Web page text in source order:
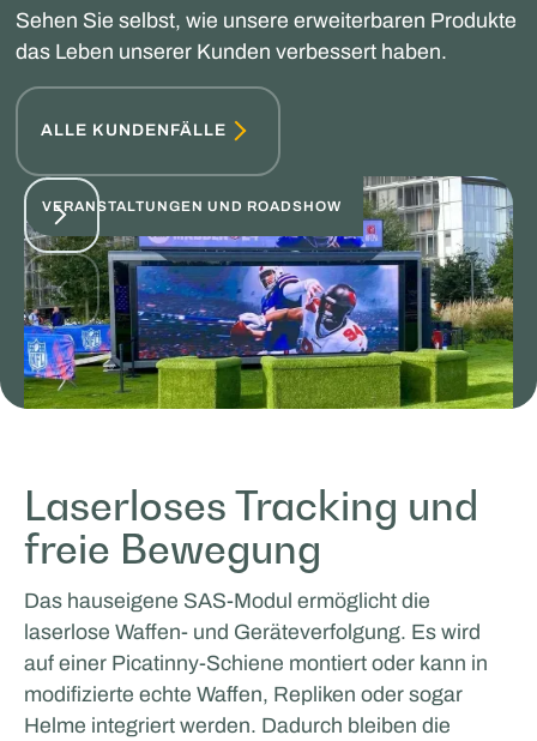
Sehen Sie selbst, wie unsere erweiterbaren Produkte
das Leben unserer Kunden verbessert haben.
ALLE KUNDENFÄLLE
VERANSTALTUNGEN UND ROADSHOW
ADI
FILM- UND PRODUKTIONSUNTERSTÜTZUNG
Facilities by ADF
Glenn van Straalen
Laserloses Tracking und
freie Bewegung
Das hauseigene SAS‑Modul ermöglicht die
laserlose Waffen- und Geräteverfolgung. Es wird
auf einer Picatinny-Schiene montiert oder kann in
modifizierte echte Waffen, Repliken oder sogar
Helme integriert werden. Dadurch bleiben die